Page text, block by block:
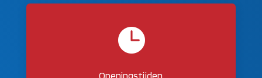

Openingstijden